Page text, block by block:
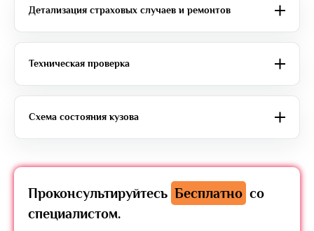
Детализация страховых случаев и ремонтов
Техническая проверка
Схема состояния кузова
Проконсультируйтесь Бесплатно со
специалистом.